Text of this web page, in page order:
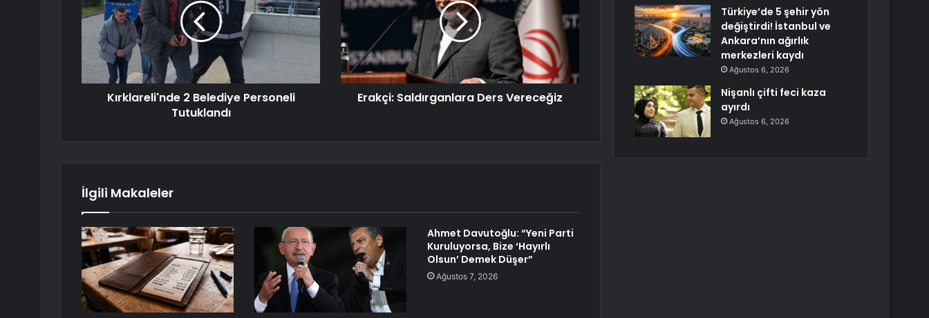
Kırklareli'nde 2 Belediye Personeli
Tutuklandı
Erakçi: Saldırganlara Ders Vereceğiz
İlgili Makaleler
Ahmet Davutoğlu: “Yeni Parti
Kuruluyorsa, Bize ‘Hayırlı
Olsun’ Demek Düşer”
Ağustos 7, 2026
Türkiye’de 5 şehir yön
değiştirdi! İstanbul ve
Ankara’nın ağırlık
merkezleri kaydı
Ağustos 6, 2026
Nişanlı çifti feci kaza
ayırdı
Ağustos 6, 2026